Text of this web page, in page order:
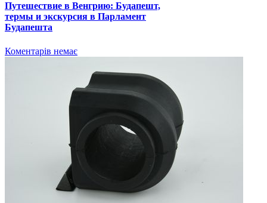
Путешествие в Венгрию: Будапешт,
термы и экскурсия в Парламент
Будапешта
Коментарів немає